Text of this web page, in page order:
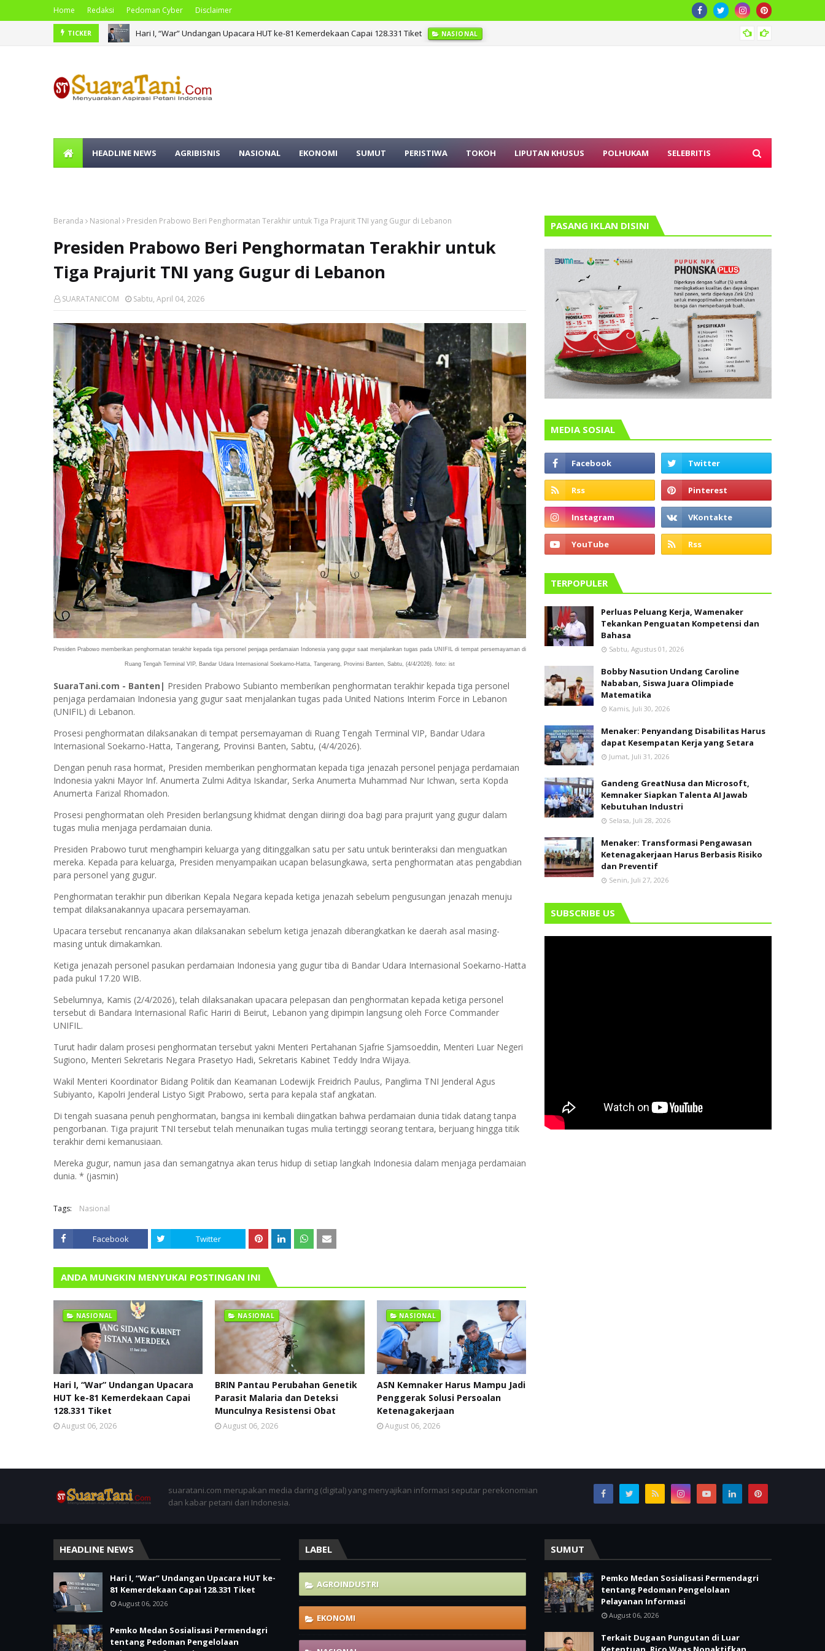
Home Redaksi Pedoman Cyber Disclaimer
TICKER
Hari I, “War” Undangan Upacara HUT ke-81 Kemerdekaan Capai 128.331 Tiket
Pemko Medan Sosialisasi Permendagri tentang Pedoman Pengelolaan Pelayanan Informasi
HEADLINE NEWS AGRIBISNIS NASIONAL EKONOMI SUMUT PERISTIWA TOKOH LIPUTAN KHUSUS POLHUKAM SELEBRITIS
Beranda Nasional Presiden Prabowo Beri Penghormatan Terakhir untuk Tiga Prajurit TNI yang Gugur di Lebanon
Presiden Prabowo Beri Penghormatan Terakhir untuk
Tiga Prajurit TNI yang Gugur di Lebanon
SUARATANICOM Sabtu, April 04, 2026
Presiden Prabowo memberikan penghormatan terakhir kepada tiga personel penjaga perdamaian Indonesia yang gugur saat menjalankan tugas pada UNIFIL di tempat persemayaman di
Ruang Tengah Terminal VIP, Bandar Udara Internasional Soekarno-Hatta, Tangerang, Provinsi Banten, Sabtu, (4/4/2026). foto: ist
SuaraTani.com - Banten| Presiden Prabowo Subianto memberikan penghormatan terakhir kepada tiga personel
penjaga perdamaian Indonesia yang gugur saat menjalankan tugas pada United Nations Interim Force in Lebanon
(UNIFIL) di Lebanon.
Prosesi penghormatan dilaksanakan di tempat persemayaman di Ruang Tengah Terminal VIP, Bandar Udara
Internasional Soekarno-Hatta, Tangerang, Provinsi Banten, Sabtu, (4/4/2026).
Dengan penuh rasa hormat, Presiden memberikan penghormatan kepada tiga jenazah personel penjaga perdamaian
Indonesia yakni Mayor Inf. Anumerta Zulmi Aditya Iskandar, Serka Anumerta Muhammad Nur Ichwan, serta Kopda
Anumerta Farizal Rhomadon.
Prosesi penghormatan oleh Presiden berlangsung khidmat dengan diiringi doa bagi para prajurit yang gugur dalam
tugas mulia menjaga perdamaian dunia.
Presiden Prabowo turut menghampiri keluarga yang ditinggalkan satu per satu untuk berinteraksi dan menguatkan
mereka. Kepada para keluarga, Presiden menyampaikan ucapan belasungkawa, serta penghormatan atas pengabdian
para personel yang gugur.
Penghormatan terakhir pun diberikan Kepala Negara kepada ketiga jenazah sebelum pengusungan jenazah menuju
tempat dilaksanakannya upacara persemayaman.
Upacara tersebut rencananya akan dilaksanakan sebelum ketiga jenazah diberangkatkan ke daerah asal masing-
masing untuk dimakamkan.
Ketiga jenazah personel pasukan perdamaian Indonesia yang gugur tiba di Bandar Udara Internasional Soekarno-Hatta
pada pukul 17.20 WIB.
Sebelumnya, Kamis (2/4/2026), telah dilaksanakan upacara pelepasan dan penghormatan kepada ketiga personel
tersebut di Bandara Internasional Rafic Hariri di Beirut, Lebanon yang dipimpin langsung oleh Force Commander
UNIFIL.
Turut hadir dalam prosesi penghormatan tersebut yakni Menteri Pertahanan Sjafrie Sjamsoeddin, Menteri Luar Negeri
Sugiono, Menteri Sekretaris Negara Prasetyo Hadi, Sekretaris Kabinet Teddy Indra Wijaya.
Wakil Menteri Koordinator Bidang Politik dan Keamanan Lodewijk Freidrich Paulus, Panglima TNI Jenderal Agus
Subiyanto, Kapolri Jenderal Listyo Sigit Prabowo, serta para kepala staf angkatan.
Di tengah suasana penuh penghormatan, bangsa ini kembali diingatkan bahwa perdamaian dunia tidak datang tanpa
pengorbanan. Tiga prajurit TNI tersebut telah menunaikan tugas mulia tertinggi seorang tentara, berjuang hingga titik
terakhir demi kemanusiaan.
Mereka gugur, namun jasa dan semangatnya akan terus hidup di setiap langkah Indonesia dalam menjaga perdamaian
dunia. * (jasmin)
Tags: Nasional
Facebook Twitter
ANDA MUNGKIN MENYUKAI POSTINGAN INI
NASIONAL
Hari I, “War” Undangan Upacara
HUT ke-81 Kemerdekaan Capai
128.331 Tiket
August 06, 2026
NASIONAL
BRIN Pantau Perubahan Genetik
Parasit Malaria dan Deteksi
Munculnya Resistensi Obat
August 06, 2026
NASIONAL
ASN Kemnaker Harus Mampu Jadi
Penggerak Solusi Persoalan
Ketenagakerjaan
August 06, 2026
PASANG IKLAN DISINI
MEDIA SOSIAL
TERPOPULER
Perluas Peluang Kerja, Wamenaker
Tekankan Penguatan Kompetensi dan
Bahasa
Sabtu, Agustus 01, 2026
Bobby Nasution Undang Caroline
Nababan, Siswa Juara Olimpiade
Matematika
Kamis, Juli 30, 2026
Menaker: Penyandang Disabilitas Harus
dapat Kesempatan Kerja yang Setara
Jumat, Juli 31, 2026
Gandeng GreatNusa dan Microsoft,
Kemnaker Siapkan Talenta AI Jawab
Kebutuhan Industri
Selasa, Juli 28, 2026
Menaker: Transformasi Pengawasan
Ketenagakerjaan Harus Berbasis Risiko
dan Preventif
Senin, Juli 27, 2026
SUBSCRIBE US
suaratani.com merupakan media daring (digital) yang menyajikan informasi seputar perekonomian
dan kabar petani dari Indonesia.
HEADLINE NEWS
Hari I, “War” Undangan Upacara HUT ke-
81 Kemerdekaan Capai 128.331 Tiket
August 06, 2026
Pemko Medan Sosialisasi Permendagri
tentang Pedoman Pengelolaan
LABEL
AGROINDUSTRI
EKONOMI
SUMUT
Pemko Medan Sosialisasi Permendagri
tentang Pedoman Pengelolaan
Pelayanan Informasi
August 06, 2026
Terkait Dugaan Pungutan di Luar